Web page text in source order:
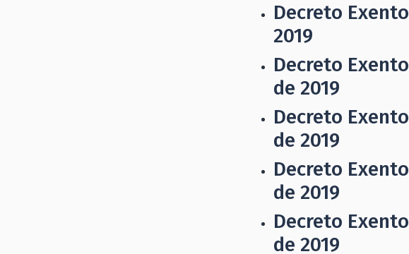
Decreto
2019
Decreto
de 2019
Decreto
de 2019
Decreto
de 2019
Decreto
de 2019